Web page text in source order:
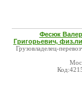
Фесюк
Григорьевич,
Грузовладелец-